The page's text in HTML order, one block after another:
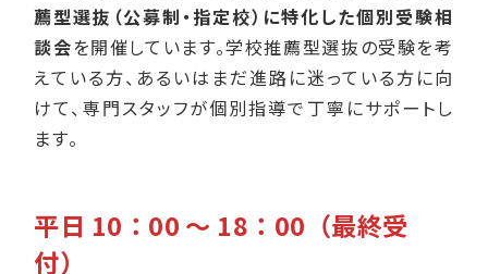
薦型選抜（公募制・指定校）に特化した個別受験相
談会を開催しています。学校推薦型選抜の受験を考
えている方、あるいはまだ進路に迷っている方に向
けて、専門スタッフが個別指導で丁寧にサポートし
ます。
平日 10：00 ～ 18：00（最終受
付）